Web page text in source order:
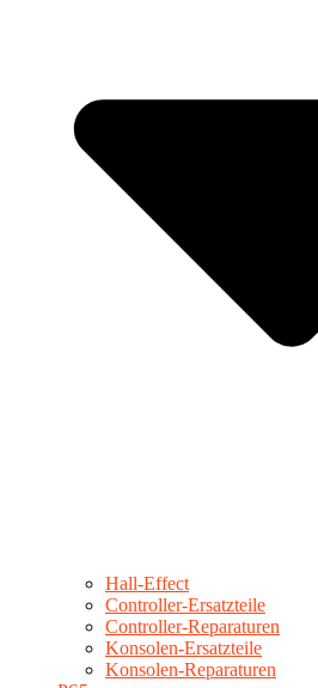
Hall-Effect
Controller-Ersatzteile
Controller-Reparaturen
Konsolen-Ersatzteile
Konsolen-Reparaturen